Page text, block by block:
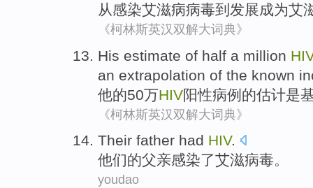
从感染艾滋病病毒到 发展成为艾
《柯林斯英汉双解大词典》
His estimate of half a million
an extrapolation of the known
他的50万HIV阳性病例 的估计是
《柯林斯英汉双解大词典》
Their father had HIV.
他们的父亲感染了艾滋病毒。
youdao